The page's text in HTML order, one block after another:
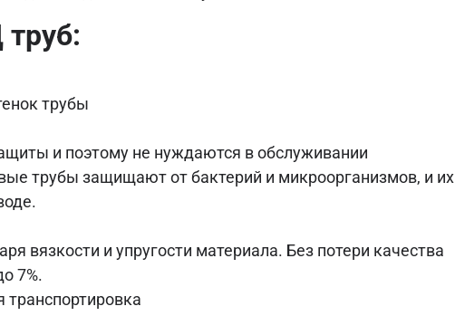
трубы
и поэтому не нуждаются в обслуживании
трубы защищают от бактерий и микроорганизмов, и их
вязкости и упругости материала. Без потери качества
7%.